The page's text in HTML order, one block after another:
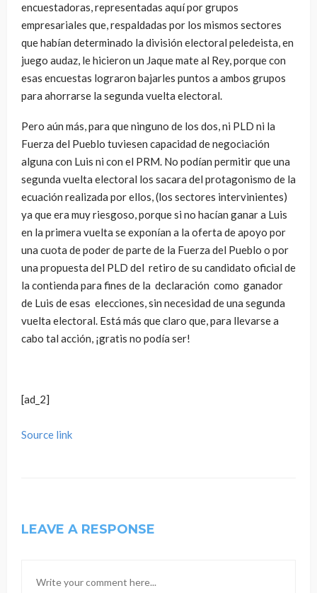
encuestadoras, representadas aquí por grupos
empresariales que, respaldadas por los mismos sectores
que habían determinado la división electoral peledeista, en
juego audaz, le hicieron un Jaque mate al Rey, porque con
esas encuestas lograron bajarles puntos a ambos grupos
para ahorrarse la segunda vuelta electoral.
Pero aún más, para que ninguno de los dos, ni PLD ni la
Fuerza del Pueblo tuviesen capacidad de negociación
alguna con Luis ni con el PRM. No podían permitir que una
segunda vuelta electoral los sacara del protagonismo de la
ecuación realizada por ellos, (los sectores intervinientes)
ya que era muy riesgoso, porque si no hacían ganar a Luis
en la primera vuelta se exponían a la oferta de apoyo por
una cuota de poder de parte de la Fuerza del Pueblo o por
una propuesta del PLD del retiro de su candidato oficial de
la contienda para fines de la declaración como ganador
de Luis de esas elecciones, sin necesidad de una segunda
vuelta electoral. Está más que claro que, para llevarse a
cabo tal acción, ¡gratis no podía ser!
[ad_2]
Source link
LEAVE A RESPONSE